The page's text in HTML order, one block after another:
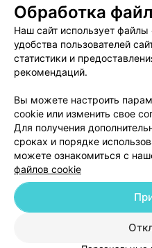
Медицинский
Пользовательское
Вакансии
Написать
Персональные
Обработка
Обработка
Наш сайт использует
удобства пользователей
статистики и
рекомендаций.
Вы можете настроить
cookie или изменить свое
Для получения
сроках и порядке
можете ознакомиться с
файлов cookie